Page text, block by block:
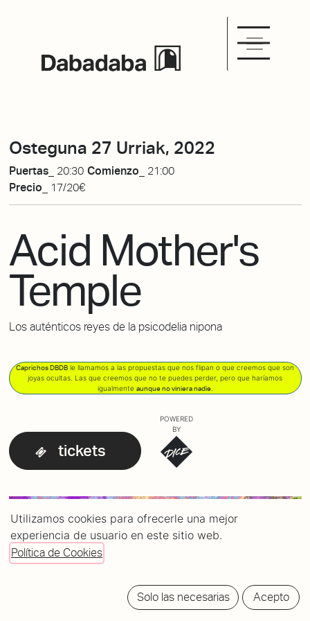
Osteguna 27 Urriak, 2022
Puertas_ 20:30 Comienzo_ 21:00
Precio_
17/20€
Acid Mother's
Temple
Los auténticos reyes de la psicodelia nipona
Caprichos DBDB le llamamos a las propuestas que nos flipan o que creemos que son
joyas ocultas. Las que creemos que no te puedes perder, pero que haríamos
igualmente aunque no viniera nadie.
tickets
POWERED
BY
Utilizamos cookies para ofrecerle una mejor
experiencia de usuario en este sitio web.
Política de Cookies
Solo las necesarias Acepto